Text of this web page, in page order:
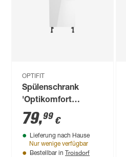
OPTIFIT
Spülenschrank
'Optikomfort
Rurik986' weiß 60 x
87 x 58,4 cm
79,99 €
Lieferung nach Hause
Nur wenige verfügbar
Bestellbar in Troisdorf